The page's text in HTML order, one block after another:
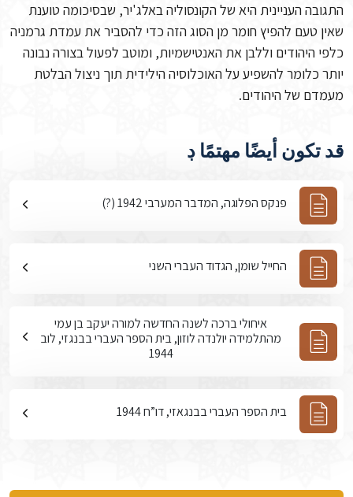
התגובה העניינית היא של הקונסוליה באלג'יר, שבסיכומה טוענת
שאין טעם להפיץ חומר מן הסוג הזה כדי להסביר את עמדת גרמניה
כלפי היהודים וללבן את האנטישמיות, ומוטב לפעול בצורה נבונה
יותר כלומר להשפיע על האוכלוסיה הילידית תוך ניצול הבלטת
מעמדם של היהודים.
قد تكون أيضًا مهتمًا ڊ
פנקס הפלוגה, המדבר המערבי 1942 (?)
החייל שומן, הגדוד העברי השני
איחולי ברכה לשנה החדשה למורה יעקב בן עמי
מהתלמידה יולנדה לוזון, בית הספר העברי בבנגזי, לוב
1944
בית הספר העברי בבנגאזי, דו”ח 1944